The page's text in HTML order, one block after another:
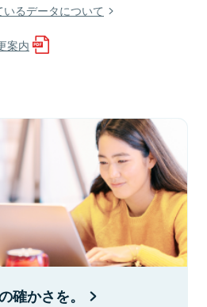
るデータについて
案内
確かさを。